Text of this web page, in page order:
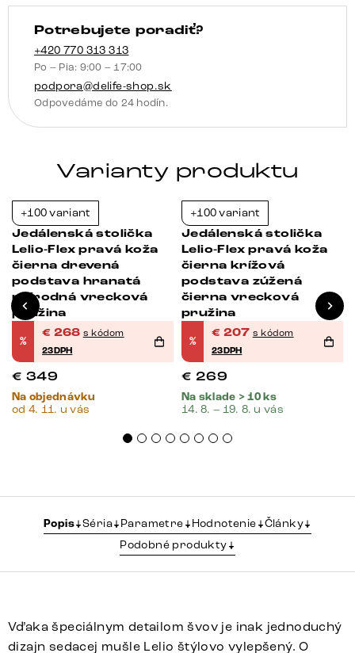
vrecková
pružina
Potrebujete poradiť?
+420 770 313 313
Po – Pia: 9:00 – 17:00
podpora@delife-shop.sk
Odpovedáme do 24 hodín.
Varianty produktu
+100 variant
Jedálenská stolička
Lelio-Flex pravá koža
čierna drevená
podstava hranatá
prírodná vrecková
pružina
%
€ 268 s kódom
23DPH
€ 349
Na objednávku
od 4. 11. u vás
+100 variant
Jedálenská stolička
Lelio-Flex pravá koža
čierna krížová
podstava zúžená
čierna vrecková
pružina
%
€ 207 s kódom
23DPH
€ 269
Na sklade > 10 ks
14. 8. – 19. 8. u vás
Popis Séria Parametre Hodnotenie
Články
Podobné produkty
Vďaka špeciálnym detailom švov je inak jednoduchý
dizajn sedacej mušle Lelio štýlovo vylepšený. O